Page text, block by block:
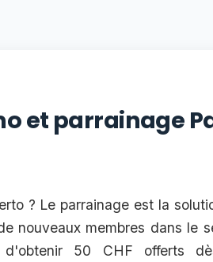
et parrainage
? Le parrainage est la
nouveaux membres dans le
d'obtenir 50 CHF offerts